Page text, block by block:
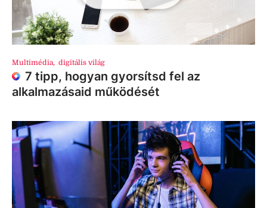
Multimédia, digitális világ
7 tipp, hogyan gyorsítsd fel az
alkalmazásaid működését